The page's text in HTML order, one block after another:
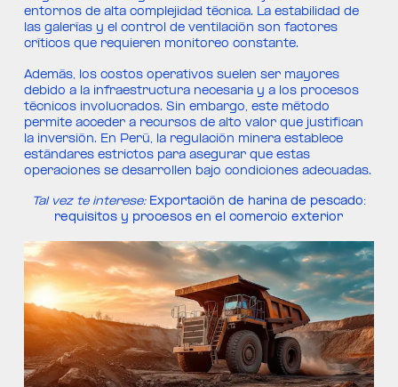
entornos de alta complejidad técnica. La estabilidad de
las galerías y el control de ventilación son factores
críticos que requieren monitoreo constante.
Además, los costos operativos suelen ser mayores
debido a la infraestructura necesaria y a los procesos
técnicos involucrados. Sin embargo, este método
permite acceder a recursos de alto valor que justifican
la inversión. En Perú, la regulación minera establece
estándares estrictos para asegurar que estas
operaciones se desarrollen bajo condiciones adecuadas.
Tal vez te interese: Exportación de harina de pescado:
requisitos y procesos en el comercio exterior